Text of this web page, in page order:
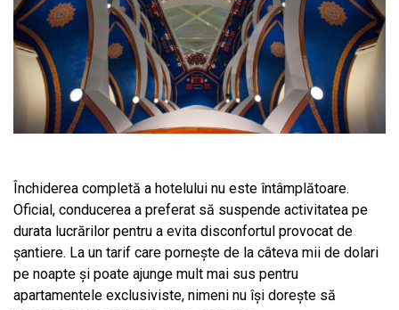
Închiderea completă a hotelului nu este întâmplătoare.
Oficial, conducerea a preferat să suspende activitatea pe
durata lucrărilor pentru a evita disconfortul provocat de
șantiere. La un tarif care pornește de la câteva mii de dolari
pe noapte și poate ajunge mult mai sus pentru
apartamentele exclusiviste, nimeni nu își dorește să